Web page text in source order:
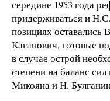
середине 1953 года
придерживаться и
позициях
Каганович, готовые
в случае острой
степени на баланс
Микояна и Н.